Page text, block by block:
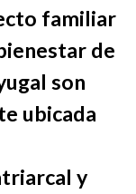
familiar
de
son
ubicada
y